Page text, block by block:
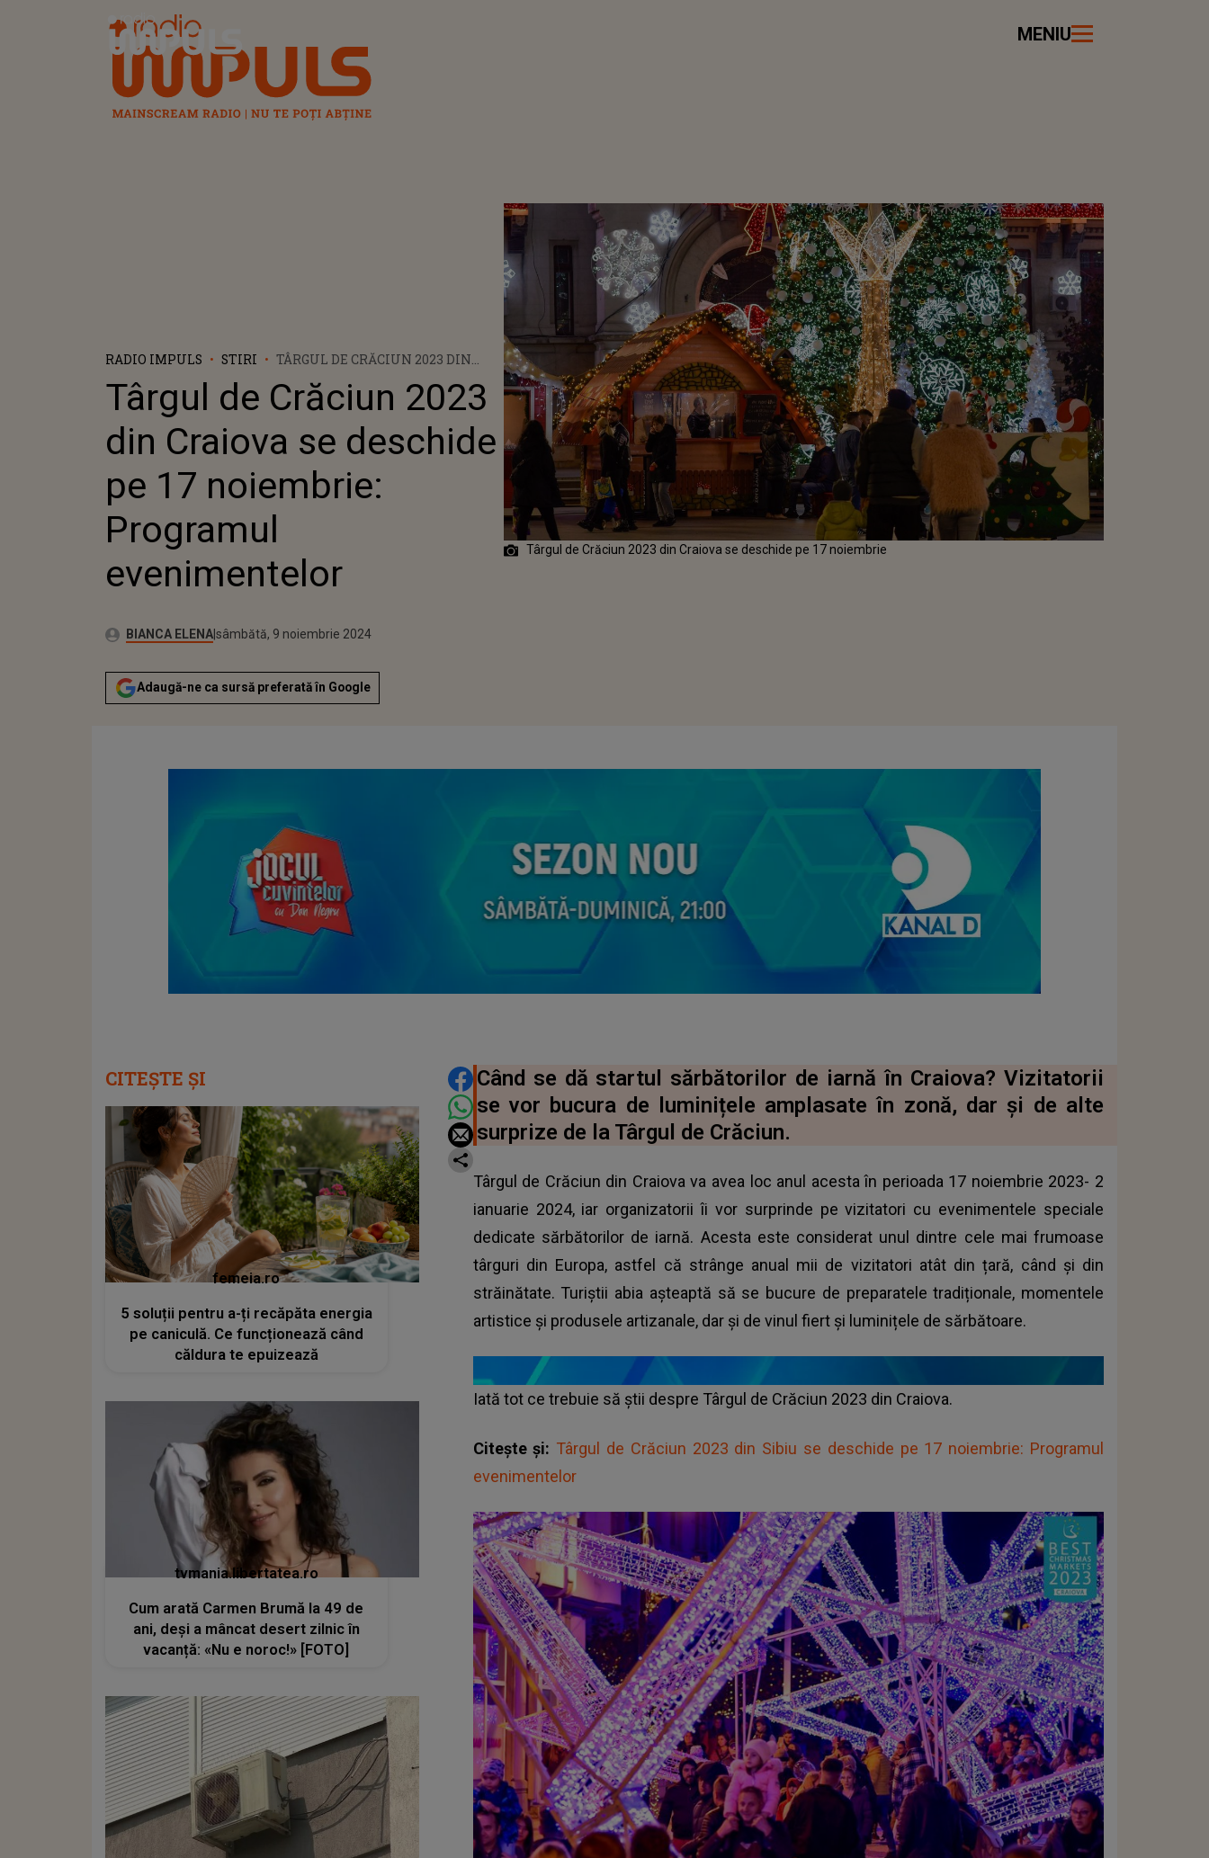
Radio Impuls MENIU
RADIO IMPULS STIRI
TÂRGUL DE CRĂCIUN 2023 DIN
NOIEMBRIE: PROGRAMUL
EVENIMENTELOR
Târgul de Crăciun 2023
din Craiova se deschide
pe 17 noiembrie:
Programul
evenimentelor
Autor:BIANCA ELENAPublicat:
joi, 9 noiembrie 2023
Actualizat:
sâmbătă, 9 noiembrie 2024
Adaugă-ne ca sursă preferată în Google
Târgul de Crăciun 2023 din Craiova se deschide pe 17 noiembrie
DISTRIBUIE ARTICOLUL
Când se dă startul sărbătorilor de iarnă în Craiova? Vizitatorii
se vor bucura de luminițele amplasate în zonă, dar și de alte
surprize de la Târgul de Crăciun.
Târgul de Crăciun din Craiova va avea loc anul acesta în perioada 17 noiembrie 2023- 2
ianuarie 2024, iar organizatorii îi vor surprinde pe vizitatori cu evenimentele speciale
dedicate sărbătorilor de iarnă. Acesta este considerat unul dintre cele mai frumoase
târguri din Europa, astfel că strânge anual mii de vizitatori atât din țară, când și din
străinătate. Turiștii abia așteaptă să se bucure de preparatele tradiționale, momentele
artistice și produsele artizanale, dar și de vinul fiert și luminițele de sărbătoare.
Iată tot ce trebuie să știi despre Târgul de Crăciun 2023 din Craiova.
Citește și: Târgul de Crăciun 2023 din Sibiu se deschide pe 17 noiembrie: Programul
evenimentelor
CITEȘTE ȘI
femeia.ro
5 soluții pentru a-ți recăpăta energia
pe caniculă. Ce funcționează când
căldura te epuizează
tvmania.libertatea.ro
Cum arată Carmen Brumă la 49 de
ani, deși a mâncat desert zilnic în
vacanță: «Nu e noroc!» [FOTO]